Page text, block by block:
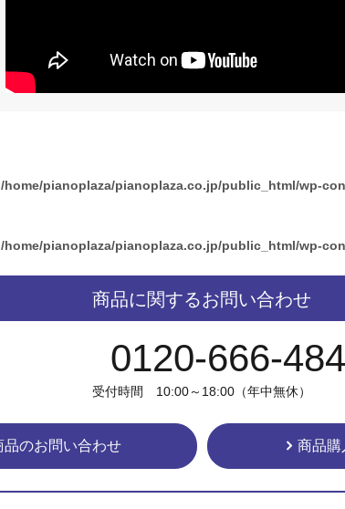
/home/pianoplaza/pianoplaza.co.jp/public_html/wp-
/home/pianoplaza/pianoplaza.co.jp/public_html/wp-
商品に関するお問い合わせ
0120-666-484
受付時間 10:00～18:00（年中無休）
品のお問い合わせ 商品購